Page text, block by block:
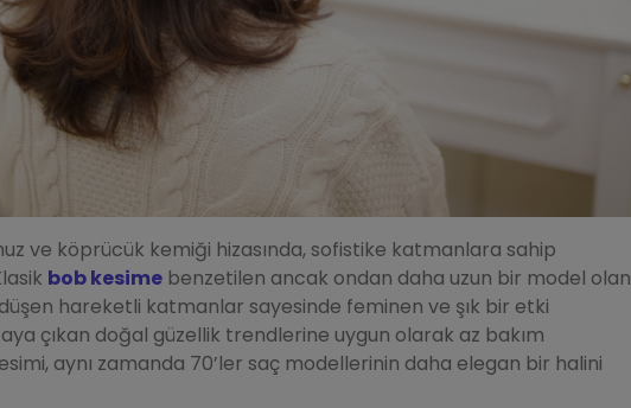
ve köprücük kemiği hizasında, sofistike katmanlara sahip
bob kesime benzetilen ancak ondan daha uzun bir model olan
hareketli katmanlar sayesinde feminen ve şık bir etki
çıkan doğal güzellik trendlerine uygun olarak az bakım
aynı zamanda 70’ler saç modellerinin daha elegan bir halini